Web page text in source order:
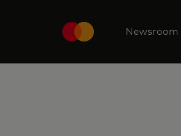
Newsroom